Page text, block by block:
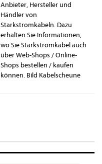
Anbieter, Hersteller und
Händler von
Starkstromkabeln. Dazu
erhalten Sie Informationen,
wo Sie Starkstromkabel auch
über Web-Shops / Online-
Shops bestellen / kaufen
können. Bild Kabelscheune